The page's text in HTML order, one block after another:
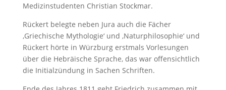
Medizinstudenten Christian Stockmar.
Rückert belegte neben Jura auch die Fächer
‚Griechische Mythologie‘ und ‚Naturphilosophie‘ und
Rückert hörte in Würzburg erstmals Vorlesungen
über die Hebräische Sprache, das war offensichtlich
die Initialzündung in Sachen Schriften.